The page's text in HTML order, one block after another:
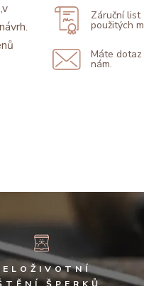
Záruční
použitých
Máte
nám.